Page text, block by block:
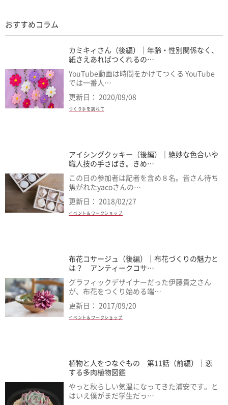
おすすめコラム
カミキィさん（後編）｜年齢・性別関係なく、
紙さえあればつくれるの…
YouTube動画は時間をかけてつくる YouTube
では一番人…
更新日： 2020/09/08
つくり手を訪ねて
アイシングクッキー（後編）｜絶妙な色合いや
職人技の手さばき。きめ…
この日の参加者は記者を含め８名。皆さん待ち
焦がれたyacoさんの…
更新日： 2018/02/27
イベント＆ワークショップ
布花コサージュ（後編）｜布花づくりの魅力と
は？ アンティークコサ…
グラフィックデザイナーだった伊藤貴之さん
が、布花をつくり始める端…
更新日： 2017/09/20
イベント＆ワークショップ
植物と人をつなぐもの 第11話（前編）｜恋
する多肉植物図鑑
やっと秋らしい気温になってきた浦安です。と
はいえ僕がまだ学生だっ…